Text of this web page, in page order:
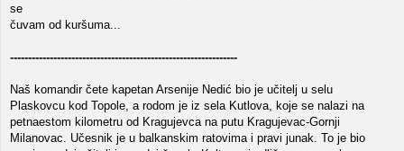
se
čuvam od kuršuma...
---------------------------------------------------------------
Naš komandir čete kapetan Arsenije Nedić bio je učitelj u selu
Plaskovcu kod Topole, a rodom je iz sela Kutlova, koje se nalazi na
petnaestom kilometru od Kragujevca na putu Kragujevac-Gornji
Milanovac. Učesnik je u balkanskim ratovima i pravi junak. To je bio